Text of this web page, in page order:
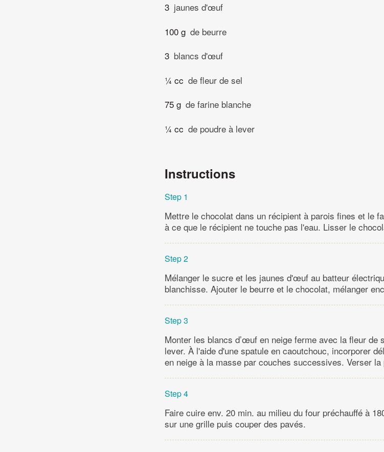
3 jaunes d'œuf
100 g de beurre
3 blancs d'œuf
¼ cc de fleur de sel
75 g de farine blanche
¼ cc de poudre à lever
Instructions
Step 1
Mettre le chocolat dans un récipient à parois fines et le
à ce que le récipient ne touche pas l'eau. Lisser le
Step 2
Mélanger le sucre et les jaunes d'œuf au batteur
blanchisse. Ajouter le beurre et le chocolat, mélanger
Step 3
Monter les blancs d’œuf en neige ferme avec la fleur de
lever. À l'aide d'une spatule en caoutchouc, incorporer
en neige à la masse par couches successives. Verser la
Step 4
Faire cuire env. 20 min. au milieu du four préchauffé à
sur une grille puis couper des pavés.